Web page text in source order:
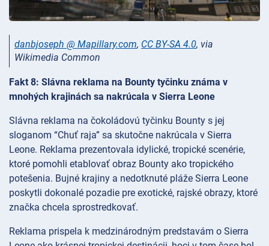
danbjoseph @ Mapillary.com, CC BY-SA 4.0, via
Wikimedia Common
Fakt 8: Slávna reklama na Bounty tyčinku známa v
mnohých krajinách sa nakrúcala v Sierra Leone
Slávna reklama na čokoládovú tyčinku Bounty s jej
sloganom “Chuť raja” sa skutočne nakrúcala v Sierra
Leone. Reklama prezentovala idylické, tropické scenérie,
ktoré pomohli etablovať obraz Bounty ako tropického
potešenia. Bujné krajiny a nedotknuté pláže Sierra Leone
poskytli dokonalé pozadie pre exotické, rajské obrazy, ktoré
značka chcela sprostredkovať.
Reklama prispela k medzinárodným predstavám o Sierra